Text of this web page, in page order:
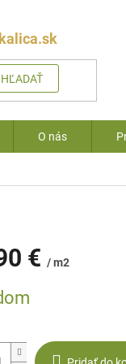
HĽADAŤ
O nás
€ / m2